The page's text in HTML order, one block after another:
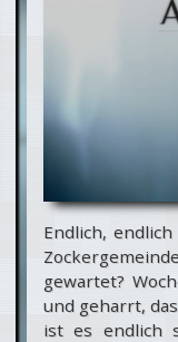
Endlich,
gewartet?
und geharrt,
ist es endlich